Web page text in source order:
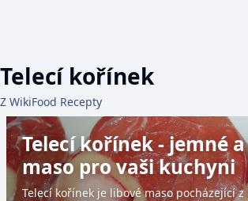
Telecí kořínek
Z WikiFood Recepty
Telecí kořínek - jemné
maso pro vaši kuchyni
Telecí kořínek je libové maso pocházející